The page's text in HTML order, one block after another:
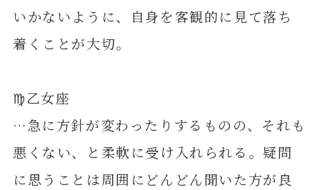
いかないように、自身を客観的に見て落ち
着くことが大切。
♍️乙女座
…急に方針が変わったりするものの、それも
悪くない、と柔軟に受け入れられる。疑問
に思うことは周囲にどんどん聞いた方が良